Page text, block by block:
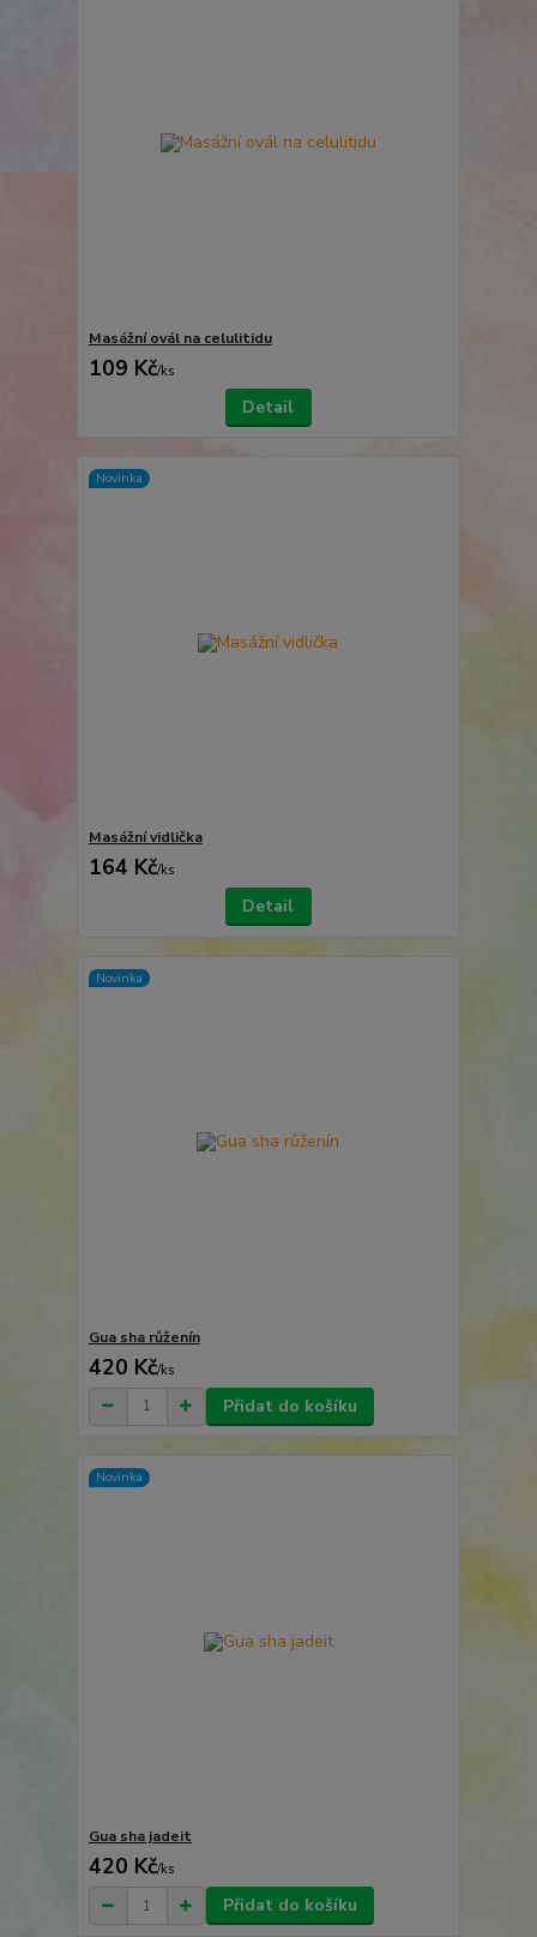
Masážní ovál na celulitidu
109 Kč/ks
Detail
Novinka
Masážní vidlička
164 Kč/ks
Detail
Novinka
Gua sha růženín
420 Kč/ks
Přidat do košíku
Novinka
Gua sha jadeit
420 Kč/ks
Přidat do košíku